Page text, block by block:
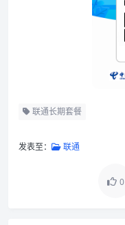
联通长期套餐
发表至： 联通
0